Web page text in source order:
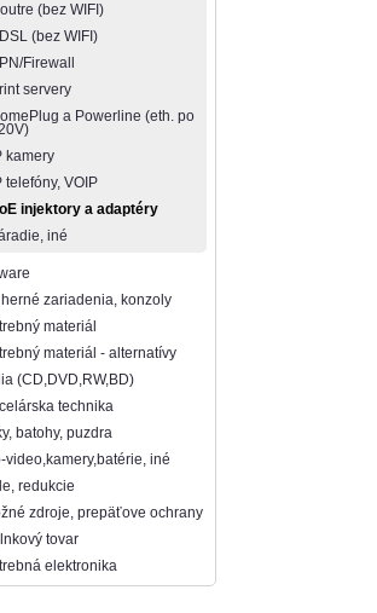
(bez WIFI)
(bez WIFI)
Firewall
servery
a Powerline (eth. po
kamery
telefóny, VOIP
injektory a adaptéry
iné
herné zariadenia, konzoly
materiál
materiál - alternatívy
(CD,DVD,RW,BD)
technika
batohy, puzdra
video,kamery,batérie, iné
redukcie
zdroje, prepäťove ochrany
tovar
elektronika